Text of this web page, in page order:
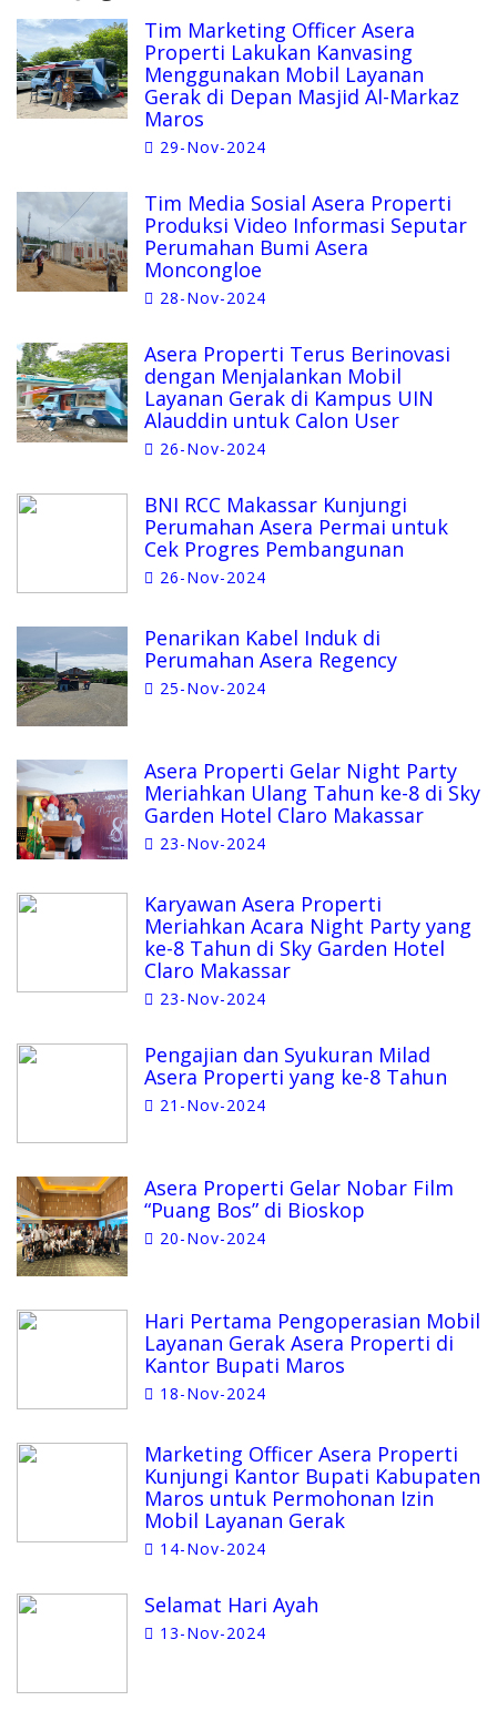
Tim Marketing Officer Asera
Properti Lakukan Kanvasing
Menggunakan Mobil Layanan
Gerak di Depan Masjid Al-Markaz
Maros
29-Nov-2024
Tim Media Sosial Asera Properti
Produksi Video Informasi Seputar
Perumahan Bumi Asera
Moncongloe
28-Nov-2024
Asera Properti Terus Berinovasi
dengan Menjalankan Mobil
Layanan Gerak di Kampus UIN
Alauddin untuk Calon User
26-Nov-2024
BNI RCC Makassar Kunjungi
Perumahan Asera Permai untuk
Cek Progres Pembangunan
26-Nov-2024
Penarikan Kabel Induk di
Perumahan Asera Regency
25-Nov-2024
Asera Properti Gelar Night Party
Meriahkan Ulang Tahun ke-8 di Sky
Garden Hotel Claro Makassar
23-Nov-2024
Karyawan Asera Properti
Meriahkan Acara Night Party yang
ke-8 Tahun di Sky Garden Hotel
Claro Makassar
23-Nov-2024
Pengajian dan Syukuran Milad
Asera Properti yang ke-8 Tahun
21-Nov-2024
Asera Properti Gelar Nobar Film
“Puang Bos” di Bioskop
20-Nov-2024
Hari Pertama Pengoperasian Mobil
Layanan Gerak Asera Properti di
Kantor Bupati Maros
18-Nov-2024
Marketing Officer Asera Properti
Kunjungi Kantor Bupati Kabupaten
Maros untuk Permohonan Izin
Mobil Layanan Gerak
14-Nov-2024
Selamat Hari Ayah
13-Nov-2024